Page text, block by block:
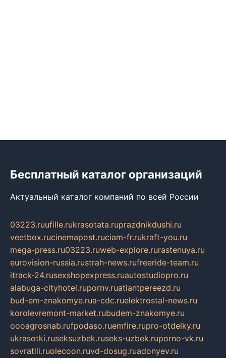
Бесплатный каталог организаций
Актуальный каталог компаний по всей России
03223.ruufille.rukrasotata.ruprazdnikdushi.ru
veetbox.rucinemapost.ruciam-fr.rukraft-you.ru
mega-press.ru03223.ruweb-explore.rurastenuya.ru
eurovision-russia.rustrah-news.rufreeride-team.ru
itrack-24.rusexshopexpress.ruautostudiopro.ru
alabuga-cityhotel.rupornv.ruatlantpereezd.ru
bud-em-znakomye.rua-cdc.ruelektrostal-news.ru
korolevremont-market.rubudem-znakomye.ru
oooagrosnab.rufpodaso.ruemfire.rupro-otdelky.ru
ukrasotki.ruseksuzbek.ruseks-uzbek.ruporno-vk.ru
sovratili.ruolecoon.ruvd-dosug.ruadonyev.ru